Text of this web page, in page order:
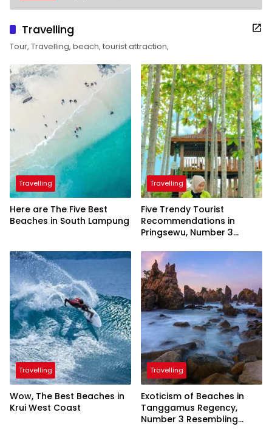
Travelling
Tour, Travelling, beach, tourist attraction,
Travelling
Here are The Five Best
Beaches in South Lampung
Travelling
Five Trendy Tourist
Recommendations in
Pringsewu, Number 3
President
Travelling
Wow, The Best Beaches in
Krui West Coast
Travelling
Exoticism of Beaches in
Tanggamus Regency,
Number 3 Resembling